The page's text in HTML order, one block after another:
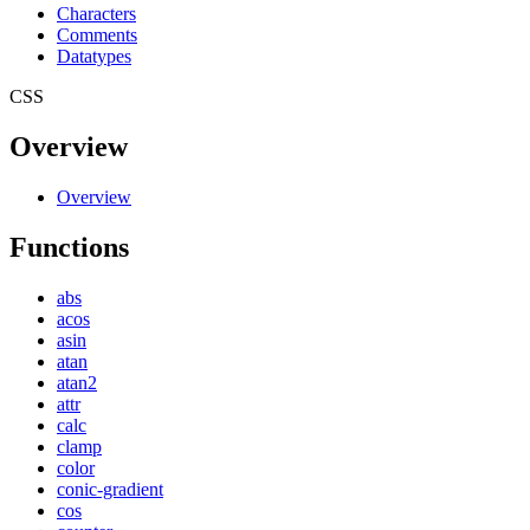
Characters
Comments
Datatypes
CSS
Overview
Overview
Functions
abs
acos
asin
atan
atan2
attr
calc
clamp
color
conic-gradient
cos